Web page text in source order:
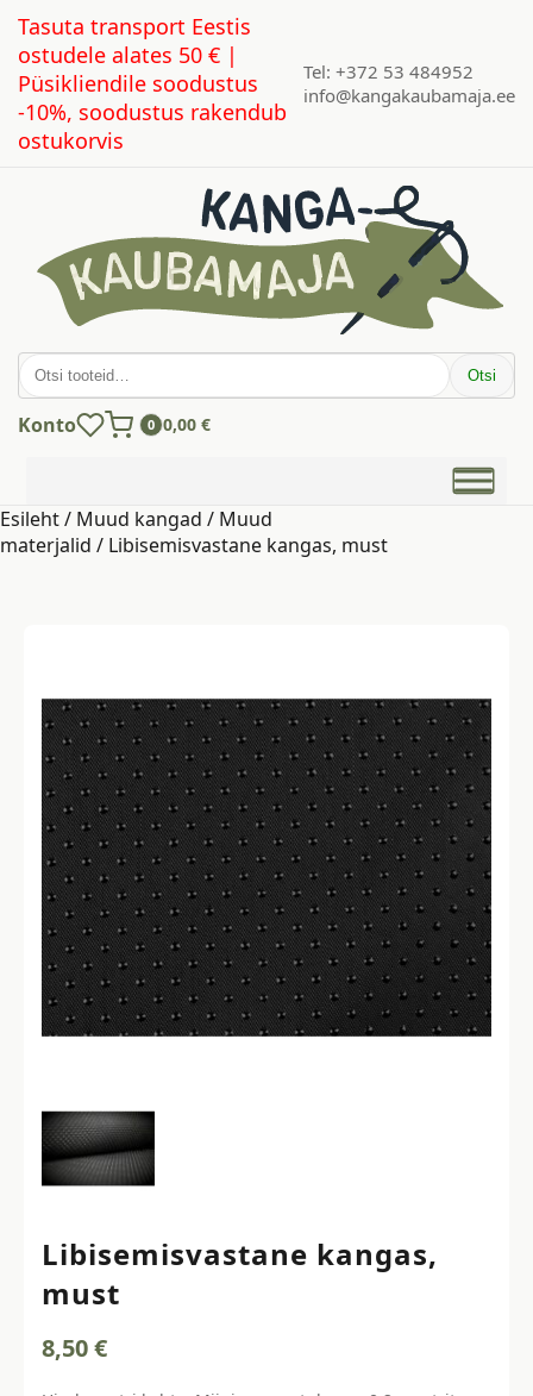
Tasuta transport Eestis
ostudele alates 50 € |
Püsikliendile soodustus
-10%, soodustus rakendub
ostukorvis
Tel: +372 53 484952
info@kangakaubamaja.ee
Otsi: Otsi
Konto 0 0,00 €
Esileht/ Muud kangad / Muud
materjalid / Libisemisvastane kangas, must
Libisemisvastane kangas,
must
8,50€